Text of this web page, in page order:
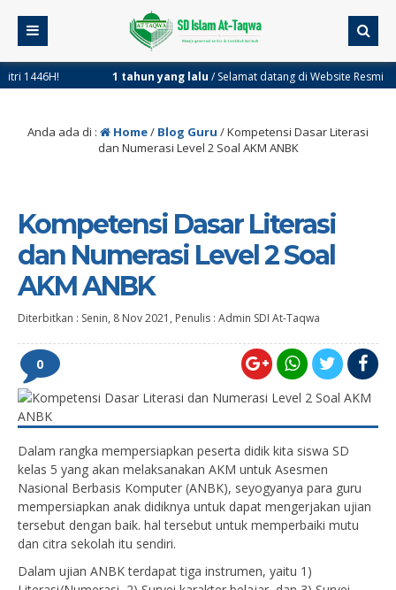
1 tahun yang lalu/ Selamat datang di Website Resmi SDI At-Taqwa
Anda ada di : Home/ Blog Guru /Kompetensi Dasar Literasi
dan Numerasi Level 2 Soal AKM ANBK
Kompetensi Dasar Literasi
dan Numerasi Level 2 Soal
AKM ANBK
Diterbitkan : Senin, 8 Nov 2021 , Penulis : Admin SDI At-Taqwa
0
Dalam rangka mempersiapkan peserta didik kita siswa SD
kelas 5 yang akan melaksanakan AKM untuk Asesmen
Nasional Berbasis Komputer (ANBK), seyogyanya para guru
mempersiapkan anak didiknya untuk dapat mengerjakan ujian
tersebut dengan baik. hal tersebut untuk memperbaiki mutu
dan citra sekolah itu sendiri.
Dalam ujian ANBK terdapat tiga instrumen, yaitu 1)